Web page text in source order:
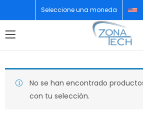
Seleccione una moneda
No se han encontrado
con tu selección.